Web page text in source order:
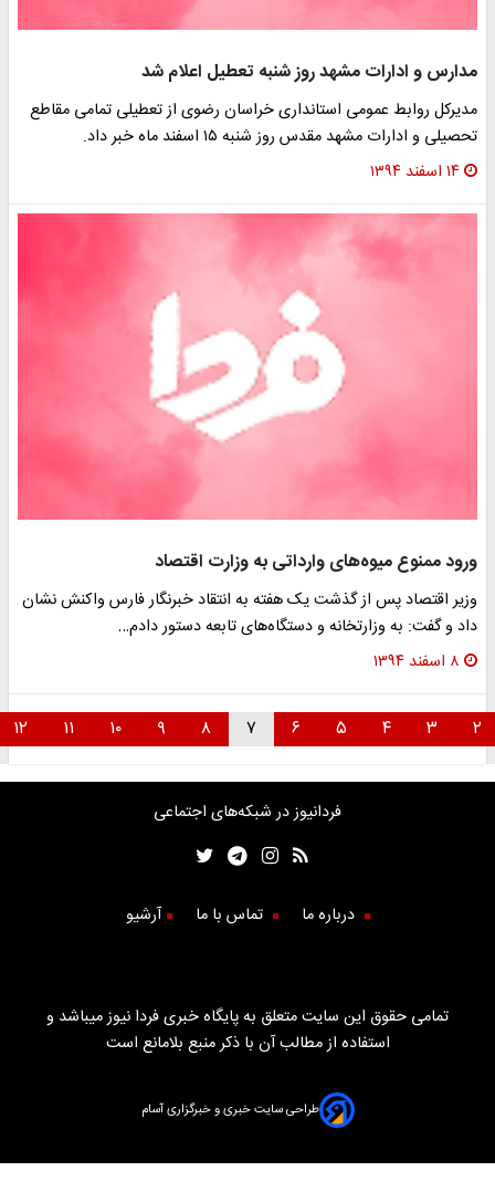
مدارس و ادارات مشهد روز شنبه تعطیل اعلام شد
مدیرکل روابط عمومی استانداری خراسان رضوی از تعطیلی تمامی مقاطع
تحصیلی و ادارات مشهد مقدس روز شنبه ۱۵ اسفند ماه خبر داد.
۱۴ اسفند ۱۳۹۴
ورود ممنوع میوه‌های وارداتی به وزارت اقتصاد
وزیر اقتصاد پس از گذشت یک هفته به انتقاد خبرنگار فارس واکنش نشان
داد و گفت: به وزارتخانه و دستگاه‌های تابعه دستور دادم…
۸ اسفند ۱۳۹۴
۲ ۳ ۴ ۵ ۶ ۷ ۸ ۹ ۱۰ ۱۱ ۱۲
فردانیوز در شبکه‌های اجتماعی
درباره ما تماس با ما آرشیو
تمامی حقوق این سایت متعلق به پایگاه خبری فردا نیوز میباشد و
استفاده از مطالب آن با ذکر منبع بلامانع است
طراحی سایت خبری و خبرگزاری آسام